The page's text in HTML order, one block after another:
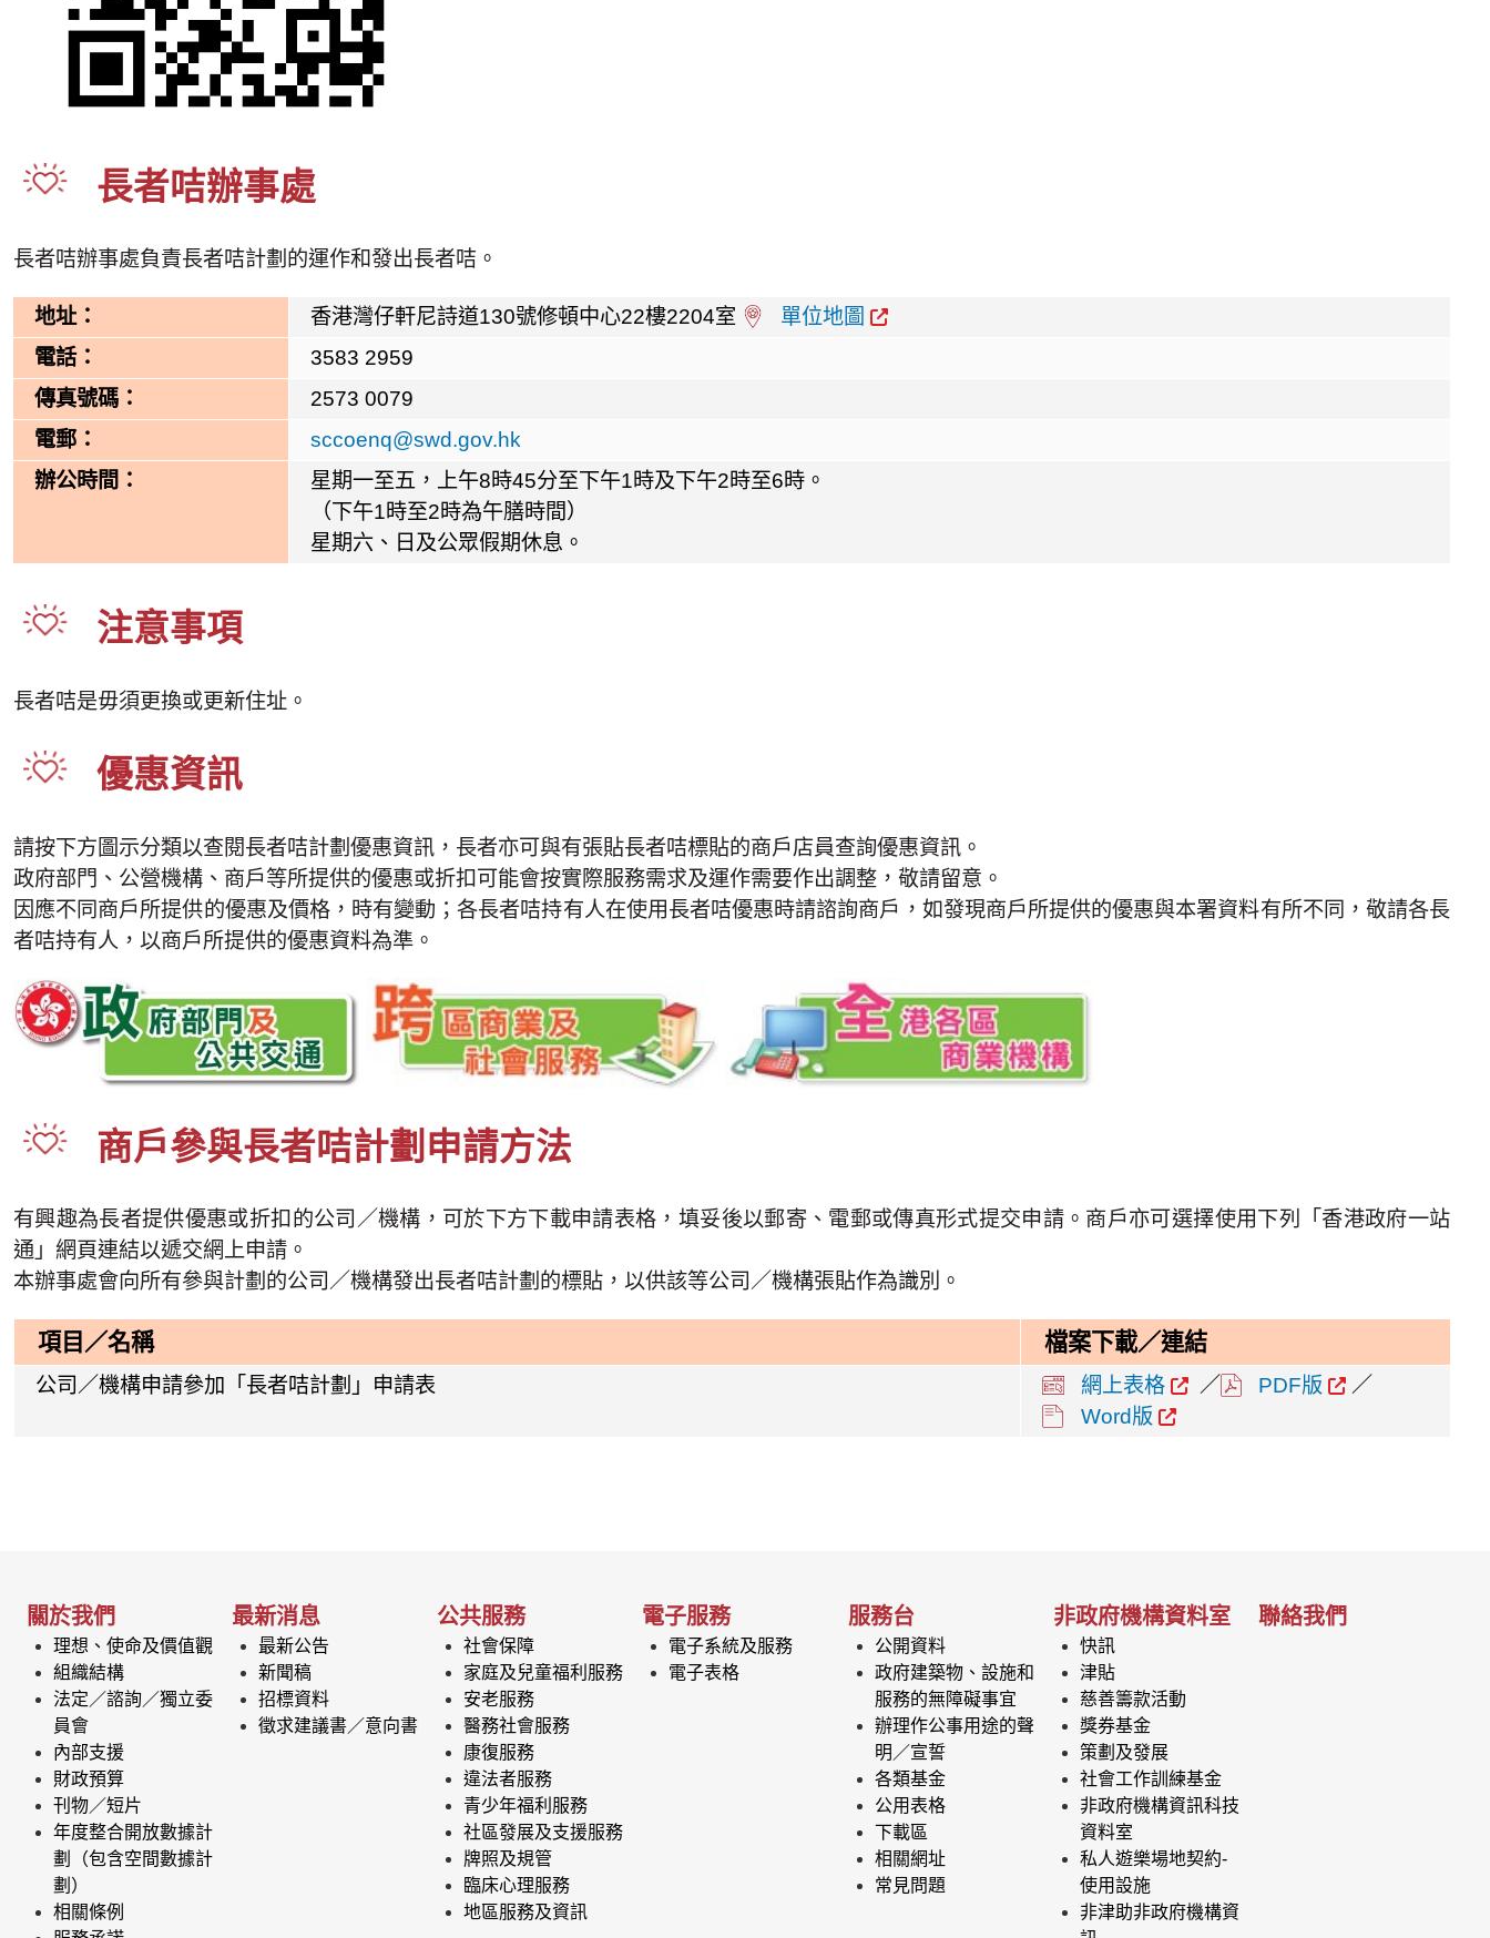
長者咭辦事處
長者咭辦事處負責長者咭計劃的運作和發出長者咭。
地址： 香港灣仔軒尼詩道130號修頓中心22樓2204室
單位地圖
電話：
3583 2959
傳真號碼：
2573 0079
電郵：
sccoenq@swd.gov.hk
辦公時間：
星期一至五，上午8時45分至下午1時及下午2時至6時。
（下午1時至2時為午膳時間）
星期六、日及公眾假期休息。
注意事項
長者咭是毋須更換或更新住址。
優惠資訊
請按下方圖示分類以查閱長者咭計劃優惠資訊，長者亦可與有張貼長者咭標貼的商戶店員查詢優惠資訊。
政府部門、公營機構、商戶等所提供的優惠或折扣可能會按實際服務需求及運作需要作出調整，敬請留意。
因應不同商戶所提供的優惠及價格，時有變動；各長者咭持有人在使用長者咭優惠時請諮詢商戶，如發現商戶所提供的優惠與本署資料有所不同，敬請各長
者咭持有人，以商戶所提供的優惠資料為準。
商戶參與長者咭計劃申請方法
有興趣為長者提供優惠或折扣的公司／機構，可於下方下載申請表格，填妥後以郵寄、電郵或傳真形式提交申請。商戶亦可選擇使用下列「香港政府一站
通」網頁連結以遞交網上申請。
本辦事處會向所有參與計劃的公司／機構發出長者咭計劃的標貼，以供該等公司／機構張貼作為識別。
項目／名稱 檔案下載／連結
公司／機構申請參加「長者咭計劃」申請表 網上表格 ／ PDF版
／
Word版
關於我們
理想、使命及價值觀
組織結構
法定／諮詢／獨立委
員會
內部支援
財政預算
刊物／短片
年度整合開放數據計
劃（包含空間數據計
劃）
相關條例
最新消息
最新公告
新聞稿
招標資料
徵求建議書／意向書
公共服務
社會保障
家庭及兒童福利服務
安老服務
醫務社會服務
康復服務
違法者服務
青少年福利服務
社區發展及支援服務
牌照及規管
臨床心理服務
地區服務及資訊
電子服務
電子系統及服務
電子表格
服務台
公開資料
政府建築物、設施和
服務的無障礙事宜
辦理作公事用途的聲
明／宣誓
各類基金
公用表格
下載區
相關網址
常見問題
非政府機構資料室
快訊
津貼
慈善籌款活動
獎券基金
策劃及發展
社會工作訓練基金
非政府機構資訊科技
資料室
私人遊樂場地契約-
使用設施
非津助非政府機構資
聯絡我們